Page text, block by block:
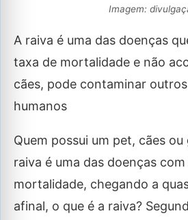
Imagem:
A raiva é uma das doenças
taxa de mortalidade e não
cães, pode contaminar
humanos
Quem possui um pet, cães
raiva é uma das doenças
mortalidade, chegando a
afinal, o que é a raiva?